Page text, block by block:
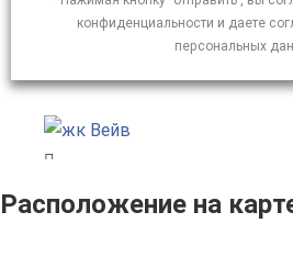
конфиденциальности и даете
персональных
Расположение на